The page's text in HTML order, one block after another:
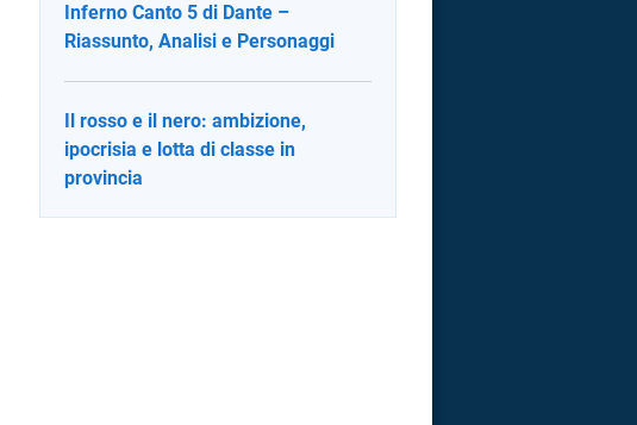
Inferno Canto 5 di Dante –
Riassunto, Analisi e Personaggi
Il rosso e il nero: ambizione,
ipocrisia e lotta di classe in
provincia